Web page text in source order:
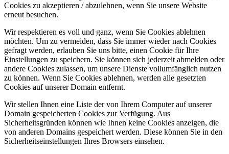
Cookies zu akzeptieren / abzulehnen, wenn Sie unsere Website
erneut besuchen.
Wir respektieren es voll und ganz, wenn Sie Cookies ablehnen
möchten. Um zu vermeiden, dass Sie immer wieder nach Cookies
gefragt werden, erlauben Sie uns bitte, einen Cookie für Ihre
Einstellungen zu speichern. Sie können sich jederzeit abmelden oder
andere Cookies zulassen, um unsere Dienste vollumfänglich nutzen
zu können. Wenn Sie Cookies ablehnen, werden alle gesetzten
Cookies auf unserer Domain entfernt.
Wir stellen Ihnen eine Liste der von Ihrem Computer auf unserer
Domain gespeicherten Cookies zur Verfügung. Aus
Sicherheitsgründen können wie Ihnen keine Cookies anzeigen, die
von anderen Domains gespeichert werden. Diese können Sie in den
Sicherheitseinstellungen Ihres Browsers einsehen.